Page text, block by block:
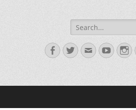
Search
for:
Facebook
TwitterEmail